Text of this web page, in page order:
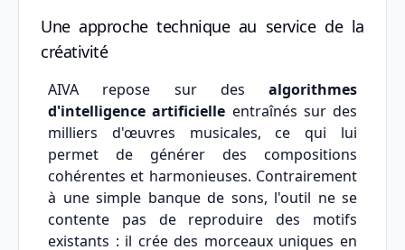
Une approche technique au service de la
créativité
AIVA repose sur des algorithmes
d'intelligence artificielle entraînés sur des
milliers d'œuvres musicales, ce qui lui
permet de générer des compositions
cohérentes et harmonieuses. Contrairement
à une simple banque de sons, l'outil ne se
contente pas de reproduire des motifs
existants : il crée des morceaux uniques en